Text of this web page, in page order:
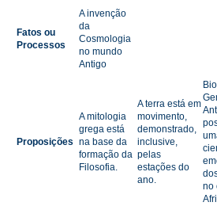
Fatos ou
Processos
A invenção
da
Cosmologia
no mundo
Antigo
Proposições
A mitologia
grega está
na base da
formação da
Filosofia.
A terra está em
movimento,
demonstrado,
inclusive,
pelas
estações do
ano.
no